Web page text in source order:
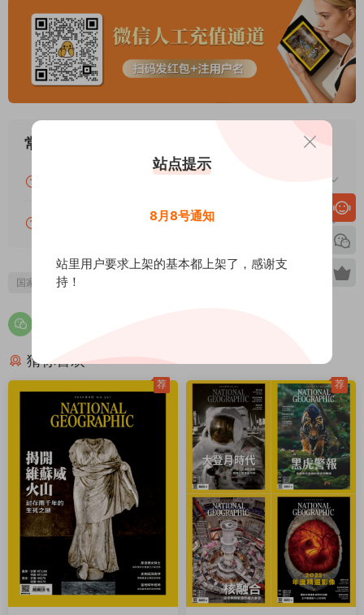
常见问题
关于本站PDF资源的常见问题汇总及解答
国家地理
猜你喜欢
荐 荐
站点提示
8月8号通知
站里用户要求上架的基本都上架了，感谢支
持！